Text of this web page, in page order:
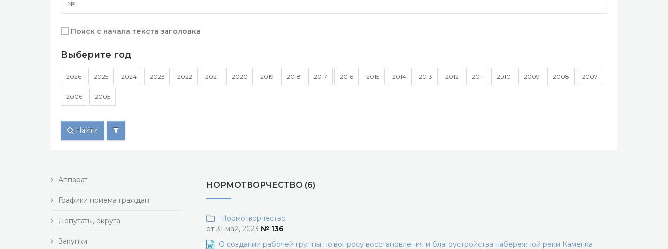
Поиск с начала текста заголовка
Выберите год
2026 2025 2024 2023 2022 2021 2020 2019 2018 2017 2016 2015 2014 2013 2012 2011 2010 2009 2008 2007
2006 2005
Найти
Аппарат
Графики приема граждан
Депутаты, округа
Закупки
НОРМОТВОРЧЕСТВО (6)
Нормотворчество
от 31 май, 2023 № 136
О создании рабочей группы по вопросу восстановления и благоустройства набережной реки Каменка